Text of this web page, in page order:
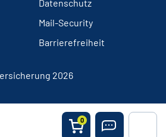
0
Datenschutz
Mail-Security
Barrierefreiheit
2026